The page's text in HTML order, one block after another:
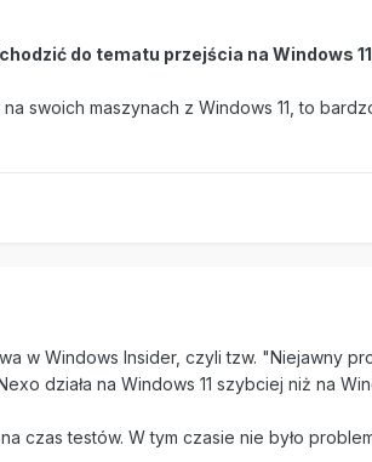
do tematu przejścia na Windows
swoich maszynach z Windows 11, to
w Windows Insider, czyli tzw. "Niejawny
działa na Windows 11 szybciej niż na
czas testów. W tym czasie nie było